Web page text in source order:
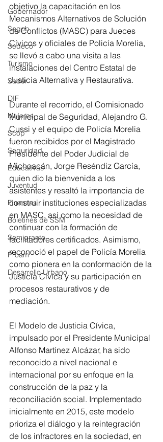
Gobernador
Segob
Sedeco
Turismo
Sader
DIF
Mujeres
Scop
Seguridad
Educativas
Juventud
Finanzas
Boletines de SSM
Semigrante
Proam
Desarrollo Urbano
objetivo la capacitación en los
Mecanismos Alternativos de Solución
de Conflictos (MASC) para Jueces
Cívicos y oficiales de Policía Morelia,
se llevó a cabo una visita a las
instalaciones del Centro Estatal de
Justicia Alternativa y Restaurativa.
Durante el recorrido, el Comisionado
Municipal de Seguridad, Alejandro G.
Cussi y el equipo de Policía Morelia
fueron recibidos por el Magistrado
Presidente del Poder Judicial de
Michoacán, Jorge Reséndiz García,
quien dio la bienvenida a los
asistentes y resaltó la importancia de
construir instituciones especializadas
en MASC, así como la necesidad de
continuar con la formación de
facilitadores certificados. Asimismo,
reconoció el papel de Policía Morelia
como pionera en la conformación de la
Justicia Cívica y su participación en
procesos restaurativos y de
mediación.
El Modelo de Justicia Cívica,
impulsado por el Presidente Municipal
Alfonso Martínez Alcázar, ha sido
reconocido a nivel nacional e
internacional por su enfoque en la
construcción de la paz y la
reconciliación social. Implementado
inicialmente en 2015, este modelo
prioriza el diálogo y la reintegración
de los infractores en la sociedad, en